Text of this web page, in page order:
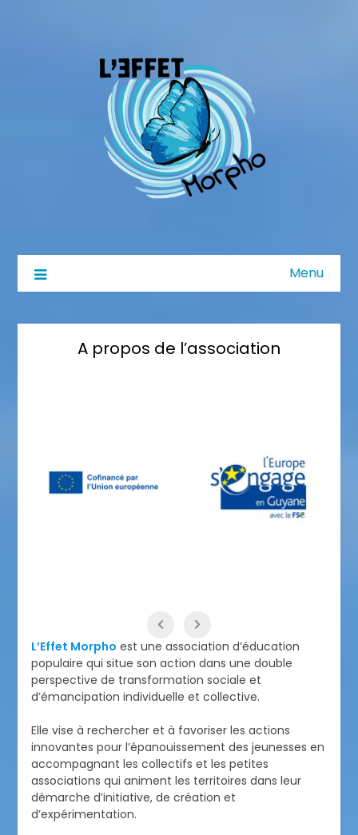
Menu
A propos de l’association
L’Effet Morpho est une association d’éducation
populaire qui situe son action dans une double
perspective de transformation sociale et
d’émancipation individuelle et collective.
Elle vise à rechercher et à favoriser les actions
innovantes pour l’épanouissement des jeunesses en
accompagnant les collectifs et les petites
associations qui animent les territoires dans leur
démarche d’initiative, de création et
d’expérimentation.